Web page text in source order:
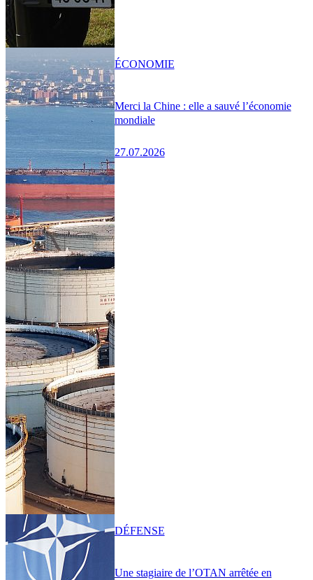
Merci la Chine : elle a sauvé l’économie
mondiale
27.07.2026
ÉCONOMIE
Une stagiaire de l’OTAN arrêtée en
DÉFENSE